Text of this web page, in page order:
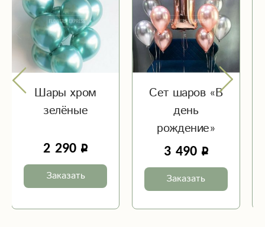
Шары хром
зелёные
2 290
Заказать
Сет шаров «В
день
рождение»
3 490
Заказать